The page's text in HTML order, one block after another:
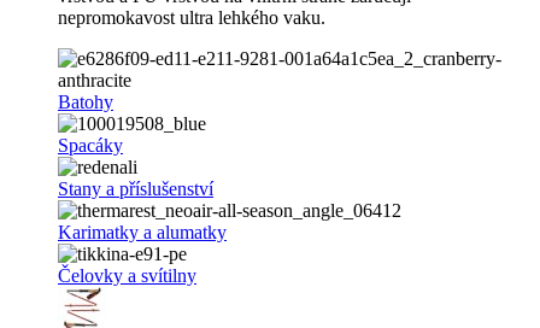
nepromokavost ultra lehkého vaku.
Batohy
Spacáky
Stany a příslušenství
Karimatky a alumatky
Čelovky a svítilny